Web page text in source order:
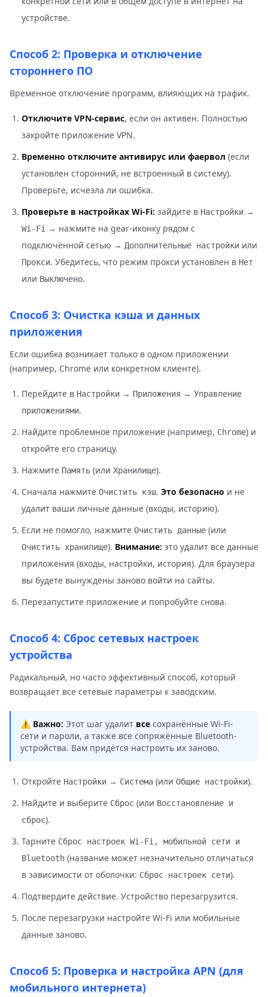
устройстве.
Способ 2: Проверка и отключение
стороннего ПО
Временное отключение программ, влияющих на трафик.
Отключите VPN-сервис, если он активен. Полностью
закройте приложение VPN.
Временно отключите антивирус или фаервол (если
установлен сторонний, не встроенный в систему).
Проверьте, исчезла ли ошибка.
Проверьте в настройках Wi-Fi: зайдите в Настройки →
Wi-Fi → нажмите на gear-иконку рядом с
подключённой сетью → Дополнительные настройки или
Прокси. Убедитесь, что режим прокси установлен в Нет
или Выключено.
Способ 3: Очистка кэша и данных
приложения
Если ошибка возникает только в одном приложении
(например, Chrome или конкретном клиенте).
Перейдите в Настройки → Приложения → Управление
приложениями.
Найдите проблемное приложение (например, Chrome) и
откройте его страницу.
Нажмите Память (или Хранилище).
Сначала нажмите Очистить кэш. Это безопасно и не
удалит ваши личные данные (входы, историю).
Если не помогло, нажмите Очистить данные (или
Очистить хранилище). Внимание: это удалит все данные
приложения (входы, настройки, история). Для браузера
вы будете вынуждены заново войти на сайты.
Перезапустите приложение и попробуйте снова.
Способ 4: Сброс сетевых настроек
устройства
Радикальный, но часто эффективный способ, который
возвращает все сетевые параметры к заводским.
⚠️ Важно: Этот шаг удалит все сохранённые Wi-Fi-
сети и пароли, а также все сопряжённые Bluetooth-
устройства. Вам придётся настроить их заново.
Откройте Настройки → Система (или Общие настройки).
Найдите и выберите Сброс (или Восстановление и
сброс).
Tapните Сброс настроек Wi-Fi, мобильной сети и
Bluetooth (название может незначительно отличаться
в зависимости от оболочки: Сброс настроек сети).
Подтвердите действие. Устройство перезагрузится.
После перезагрузки настройте Wi-Fi или мобильные
данные заново.
Способ 5: Проверка и настройка APN (для
мобильного интернета)